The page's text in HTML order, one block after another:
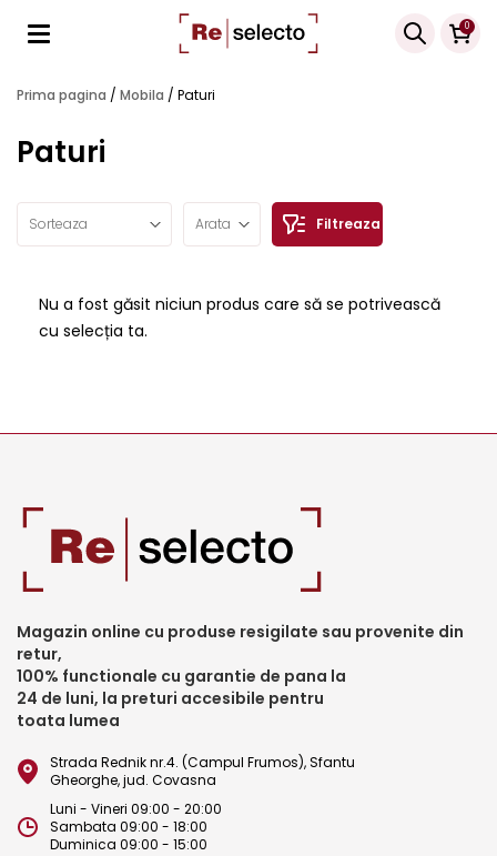
0
Products
search
Prima pagina / Mobila / Paturi
Paturi
Arata
Sorteaza Filtreaza
Nu a fost găsit niciun produs care să se potrivească
cu selecția ta.
Magazin online cu produse resigilate sau provenite din
retur,
100% functionale cu garantie de pana la
24 de luni, la preturi accesibile pentru
toata lumea
Strada Rednik nr.4. (Campul Frumos), Sfantu
Gheorghe, jud. Covasna
Luni - Vineri 09:00 - 20:00
Sambata 09:00 - 18:00
Duminica 09:00 - 15:00